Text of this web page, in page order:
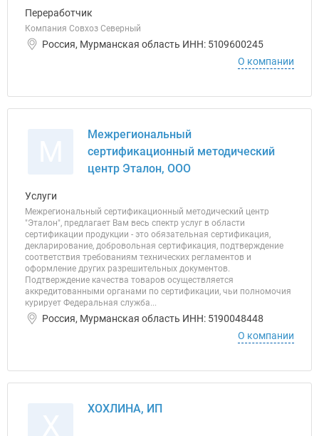
Переработчик
Компания Совхоз Северный
Россия, Мурманская область ИНН: 5109600245
О компании
Межрегиональный
сертификационный методический
центр Эталон, ООО
Услуги
Межрегиональный сертификационный методический центр
"Эталон", предлагает Вам весь спектр услуг в области
сертификации продукции - это обязательная сертификация,
декларирование, добровольная сертификация, подтверждение
соответствия требованиям технических регламентов и
оформление других разрешительных документов.
Подтверждение качества товаров осуществляется
аккредитованными органами по сертификации, чьи полномочия
курирует Федеральная служба...
Россия, Мурманская область ИНН: 5190048448
О компании
ХОХЛИНА, ИП